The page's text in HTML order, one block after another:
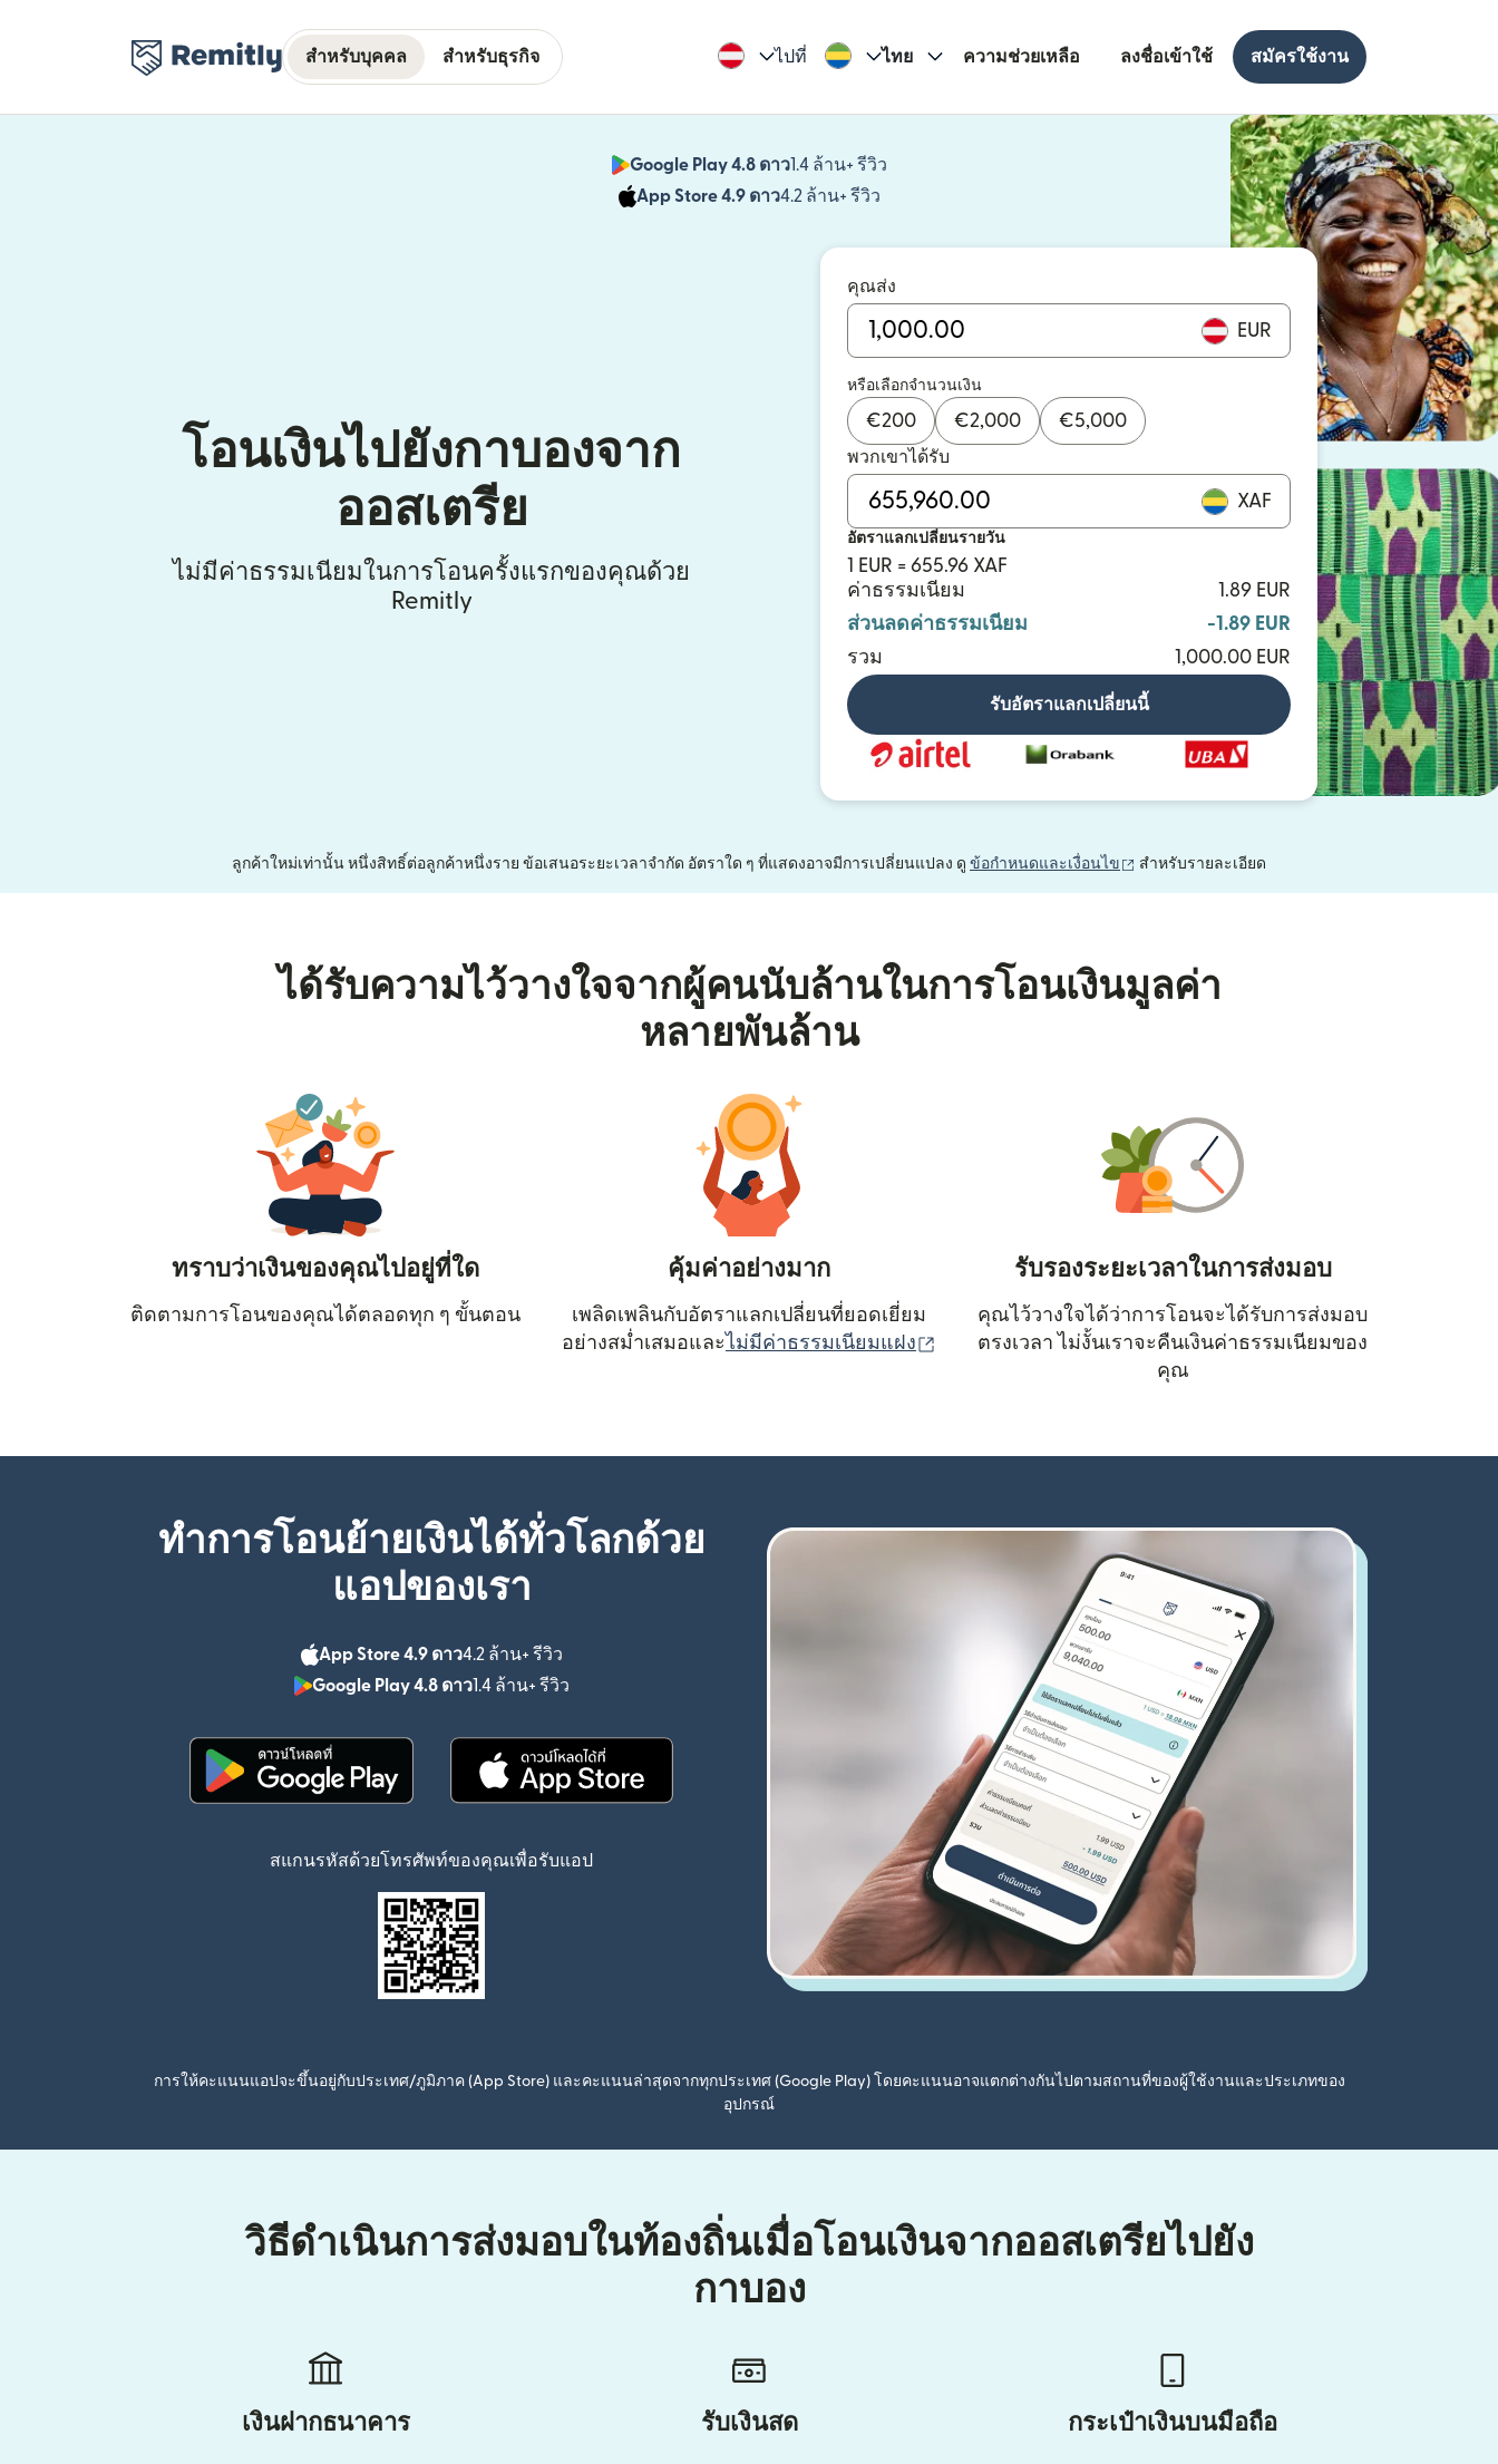
สำหรับบุคคล สำหรับธุรกิจ ไปที่ ไทย ความช่วยเหลือ ลงชื่อเข้าใช้ สมัครใช้งาน
Google Play 4.8 ดาว1.4 ล้าน+ รีวิว
(เปิดในหน้าต่างใหม่)
App Store 4.9 ดาว4.2 ล้าน+ รีวิว
(เปิดในหน้าต่างใหม่)
โอนเงินไปยังกาบองจาก
ออสเตรีย
ไม่มีค่าธรรมเนียมในการโอนครั้งแรกของคุณด้วย
Remitly
คุณส่ง
EUR
หรือเลือกจำนวนเงิน
€200 €2,000 €5,000
พวกเขาได้รับ
XAF
อัตราแลกเปลี่ยนรายวัน
1 EUR = 655.96 XAF
ค่าธรรมเนียม
1.89 EUR
ส่วนลดค่าธรรมเนียม
-1.89 EUR
รวม
1,000.00 EUR
รับอัตราแลกเปลี่ยนนี้
ลูกค้าใหม่เท่านั้น หนึ่งสิทธิ์ต่อลูกค้าหนึ่งราย ข้อเสนอระยะเวลาจำกัด อัตราใด ๆ ที่แสดงอาจมีการเปลี่ยนแปลง ดู ข้อกำหนดและเงื่อนไข (เปิดในหน้าต่างใหม่)
สำหรับรายละเอียด
ได้รับความไว้วางใจจากผู้คนนับล้านในการโอนเงินมูลค่า
หลายพันล้าน
ทราบว่าเงินของคุณไปอยู่ที่ใด
ติดตามการโอนของคุณได้ตลอดทุก ๆ ขั้นตอน
คุ้มค่าอย่างมาก
เพลิดเพลินกับอัตราแลกเปลี่ยนที่ยอดเยี่ยม
อย่างสม่ำเสมอและ ไม่มีค่าธรรมเนียมแฝง (เปิดในหน้าต่างใหม่)
รับรองระยะเวลาในการส่งมอบ
คุณไว้วางใจได้ว่าการโอนจะได้รับการส่งมอบ
ตรงเวลา ไม่งั้นเราจะคืนเงินค่าธรรมเนียมของ
คุณ
ทำการโอนย้ายเงินได้ทั่วโลกด้วย
แอปของเรา
App Store 4.9 ดาว4.2 ล้าน+ รีวิว
(เปิดในหน้าต่างใหม่)
Google Play 4.8 ดาว1.4 ล้าน+ รีวิว
(เปิดในหน้าต่างใหม่)
สแกนรหัสด้วยโทรศัพท์ของคุณเพื่อรับแอป
การให้คะแนนแอปจะขึ้นอยู่กับประเทศ/ภูมิภาค (App Store) และคะแนนล่าสุดจากทุกประเทศ (Google Play) โดยคะแนนอาจแตกต่างกันไปตามสถานที่ของผู้ใช้งานและประเภทของ
อุปกรณ์
วิธีดำเนินการส่งมอบในท้องถิ่นเมื่อโอนเงินจากออสเตรียไปยัง
กาบอง
เงินฝากธนาคาร รับเงินสด กระเป๋าเงินบนมือถือ